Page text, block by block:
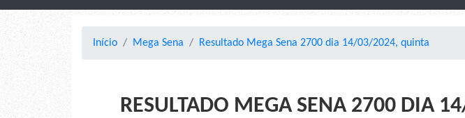
Início Mega Sena Resultado Mega Sena 2700 dia 14/03/2024, quinta
RESULTADO MEGA SENA 2700 DIA